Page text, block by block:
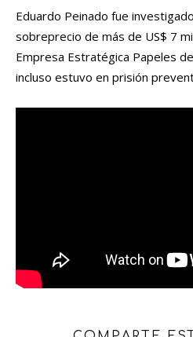
Eduardo Peinado fue
sobreprecio de más de US$ 7
Empresa Estratégica Papeles
incluso estuvo en prisión